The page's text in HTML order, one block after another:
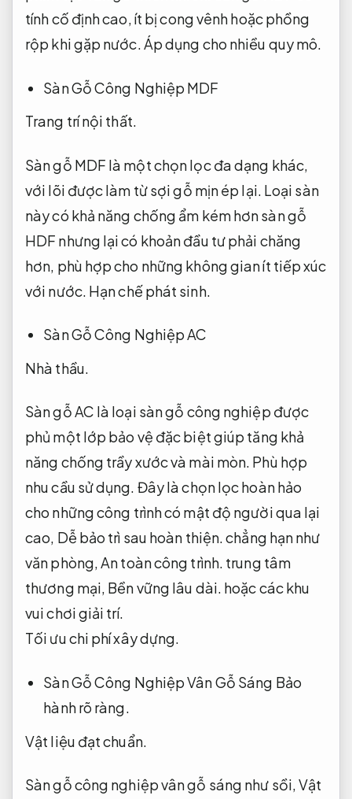
tính cố định cao, ít bị cong vênh hoặc phồng
rộp khi gặp nước.Áp dụng cho nhiều quy mô.
Sàn Gỗ Công Nghiệp MDF
Trang trí nội thất.
Sàn gỗ MDF là một chọn lọc đa dạng khác,
với lõi được làm từ sợi gỗ mịn ép lại. Loại sàn
này có khả năng chống ẩm kém hơn sàn gỗ
HDF nhưng lại có khoản đầu tư phải chăng
hơn, phù hợp cho những không gian ít tiếp xúc
với nước. Hạn chế phát sinh.
Sàn Gỗ Công Nghiệp AC
Nhà thầu.
Sàn gỗ AC là loại sàn gỗ công nghiệp được
phủ một lớp bảo vệ đặc biệt giúp tăng khả
năng chống trầy xước và mài mòn. Phù hợp
nhu cầu sử dụng. Đây là chọn lọc hoàn hảo
cho những công trình có mật độ người qua lại
cao, Dễ bảo trì sau hoàn thiện.chẳng hạn như
văn phòng,An toàn công trình. trung tâm
thương mại, Bền vững lâu dài. hoặc các khu
vui chơi giải trí.
Tối ưu chi phí xây dựng.
Sàn Gỗ Công Nghiệp Vân Gỗ Sáng Bảo
hành rõ ràng.
Vật liệu đạt chuẩn.
Sàn gỗ công nghiệp vân gỗ sáng như sồi,Vật